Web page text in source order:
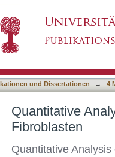
und Dissertationen → 4
Quantitative
Fibroblasten
Quantitative